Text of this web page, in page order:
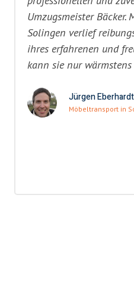
Umzugsmeister
Solingen verlief
ihres erfahrenen und
kann sie nur
Jürgen Eberhardt
Möbeltransport in